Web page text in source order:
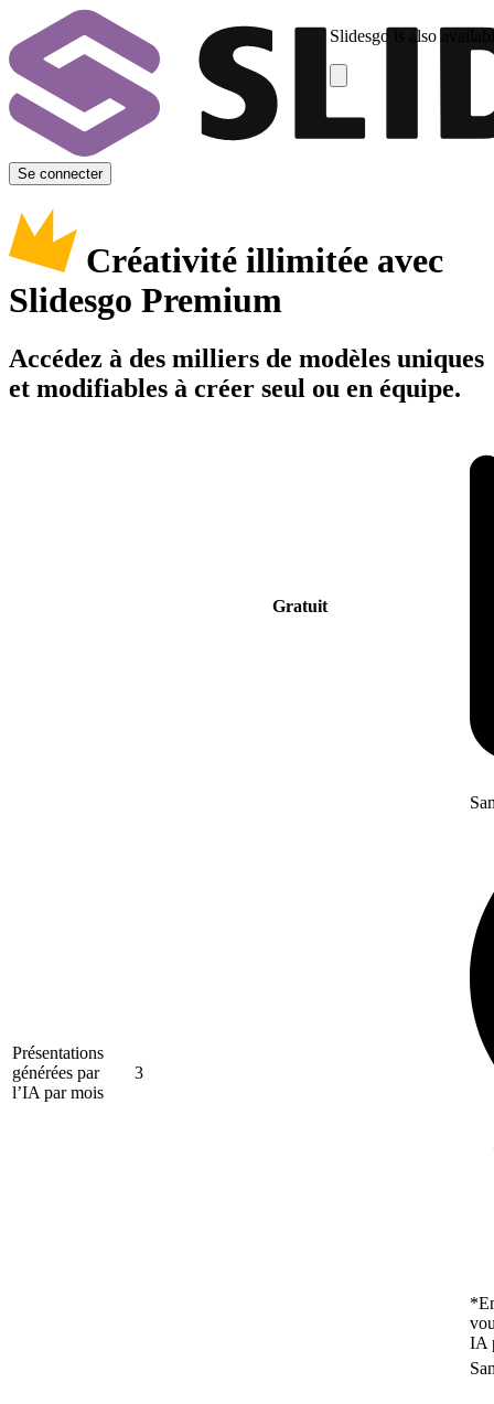
Slidesgo is also
Se connecter
Créativité illimitée avec
Slidesgo Premium
Accédez à des milliers de modèles uniques
et modifiables à créer seul ou en équipe.
Gratuit
Présentations
générées par
l’IA par mois
3
IA